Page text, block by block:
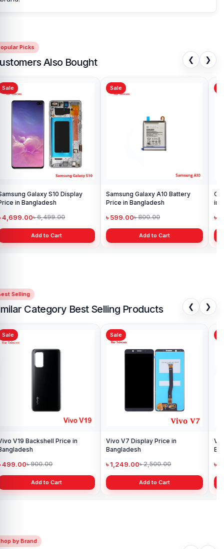
Picks
Also Bought ❮ ❯
Sale
Galaxy S10 Display
in Bangladesh
4,699.00৳ 6,499.00
Add to Cart
Sale
Samsung Galaxy A10 Battery
Price in Bangladesh
৳ 599.00৳ 800.00
Add to Cart
in
৳
Selling
Category Best Selling Products ❮ ❯
Sale
V5 Backshell Price in
499.00৳ 980.00
Add to Cart
Sale
Vivo V17 Pro Backshell Price in
Bangladesh
Add to Cart
by Brand